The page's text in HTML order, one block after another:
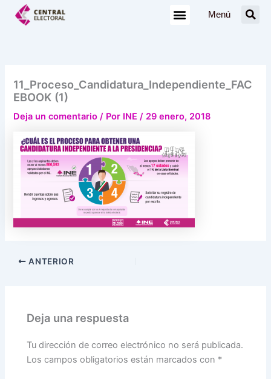
Menú
11_Proceso_Candidatura_Independiente_FAC
EBOOK (1)
Deja un comentario / Por INE/ 29 enero, 2018
ANTERIOR
Deja una respuesta
Tu dirección de correo electrónico no será publicada.
Los campos obligatorios están marcados con *